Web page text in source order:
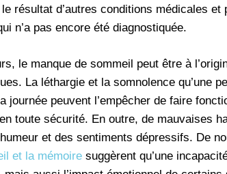
résultat d’autres conditions médicales et
n’a pas encore été diagnostiquée.
le manque de sommeil peut être à
La léthargie et la somnolence qu’une
journée peuvent l’empêcher de faire
toute sécurité. En outre, de mauvaises
et des sentiments dépressifs. De
et la mémoire suggèrent qu’une